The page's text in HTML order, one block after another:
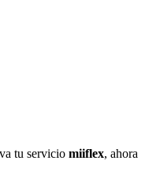
tu servicio miiflex, ahora